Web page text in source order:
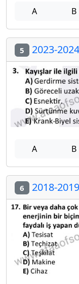
A B
5 2023-
A B
6 2018-